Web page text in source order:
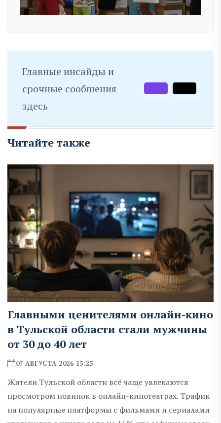
Главные инсайды и
срочные сообщения
здесь
Читайте также
Главными ценителями онлайн-кино
в Тульской области стали мужчины
от 30 до 40 лет
07 АВГУСТА 2026 15:25
Жители Тульской области всё чаще увлекаются
просмотром новинок в онлайн-кинотеатрах. Трафик
на популярные платформы с фильмами и сериалами